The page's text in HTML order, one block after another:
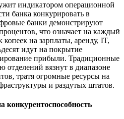
индикатором операционной
банка конкурировать в
банки демонстрируют
что означает на каждый
копеек на зарплаты, аренду, IT,
идут на покрытие
прибыли. Традиционные
отделений вязнут в диапазоне
тратя огромные ресурсы на
и раздутых штатов.
конкурентоспособность